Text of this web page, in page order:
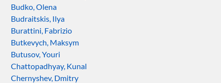
Budko, Olena
Budraitskis, Ilya
Burattini, Fabrizio
Butkevych, Maksym
Butusov, Youri
Chattopadhyay, Kunal
Chernyshev, Dmitry